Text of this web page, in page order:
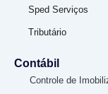
Sped Serviços
Tributário
Contábil
Controle de